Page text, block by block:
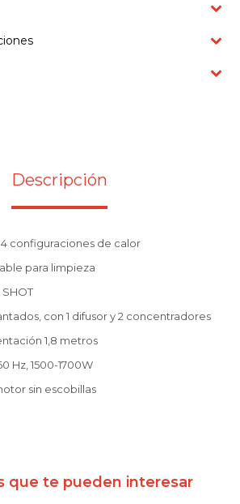
Descripción
configuraciones de calor
para limpieza
con 1 difusor y 2 concentradores
1,8 metros
Hz, 1500-1700W
sin escobillas
que te pueden interesar